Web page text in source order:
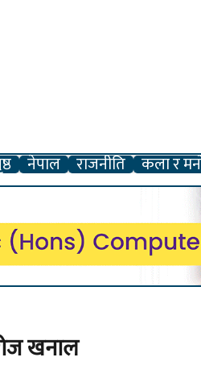
नेपाल राजनीति कला र
खनाल